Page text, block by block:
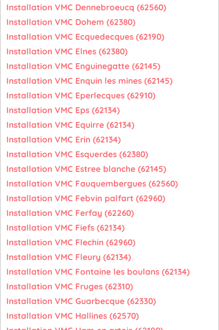
Installation VMC Dennebroeucq (62560)
Installation VMC Dohem (62380)
Installation VMC Ecquedecques (62190)
Installation VMC Elnes (62380)
Installation VMC Enguinegatte (62145)
Installation VMC Enquin les mines (62145)
Installation VMC Eperlecques (62910)
Installation VMC Eps (62134)
Installation VMC Equirre (62134)
Installation VMC Erin (62134)
Installation VMC Esquerdes (62380)
Installation VMC Estree blanche (62145)
Installation VMC Fauquembergues (62560)
Installation VMC Febvin palfart (62960)
Installation VMC Ferfay (62260)
Installation VMC Fiefs (62134)
Installation VMC Flechin (62960)
Installation VMC Fleury (62134)
Installation VMC Fontaine les boulans (62134)
Installation VMC Fruges (62310)
Installation VMC Guarbecque (62330)
Installation VMC Hallines (62570)